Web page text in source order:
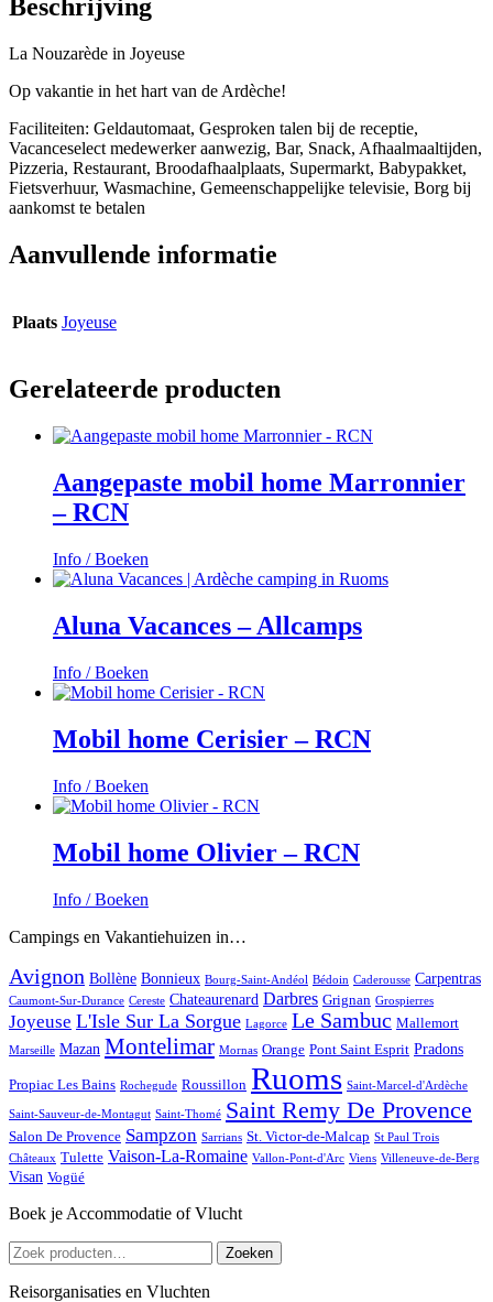
Beschrijving
La Nouzarède in Joyeuse
Op vakantie in het hart van de Ardèche!
Faciliteiten: Geldautomaat, Gesproken talen bij de receptie,
Vacanceselect medewerker aanwezig, Bar, Snack, Afhaalmaaltijden,
Pizzeria, Restaurant, Broodafhaalplaats, Supermarkt, Babypakket,
Fietsverhuur, Wasmachine, Gemeenschappelijke televisie, Borg bij
aankomst te betalen
Aanvullende informatie
Plaats Joyeuse
Gerelateerde producten
Aangepaste mobil home Marronnier
– RCN
Info / Boeken
Aluna Vacances – Allcamps
Info / Boeken
Mobil home Cerisier – RCN
Info / Boeken
Mobil home Olivier – RCN
Info / Boeken
Campings en Vakantiehuizen in…
Avignon Bollène Bonnieux Bourg-Saint-Andéol Bédoin Caderousse Carpentras
Caumont-Sur-Durance Cereste Chateaurenard Darbres Grignan Grospierres
Joyeuse L'Isle Sur La Sorgue Lagorce Le Sambuc Mallemort
Marseille Mazan Montelimar Mornas Orange Pont Saint Esprit Pradons
Propiac Les Bains Rochegude Roussillon Ruoms Saint-Marcel-d'Ardèche
Saint-Sauveur-de-Montagut Saint-Thomé Saint Remy De Provence
Salon De Provence Sampzon Sarrians St. Victor-de-Malcap St Paul Trois
Châteaux Tulette Vaison-La-Romaine Vallon-Pont-d'Arc Viens Villeneuve-de-Berg
Visan Vogüé
Boek je Accommodatie of Vlucht
Zoeken
naar:
Zoeken
Reisorganisaties en Vluchten